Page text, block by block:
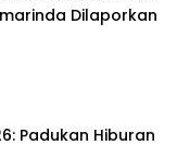
Dilaporkan
Padukan Hiburan